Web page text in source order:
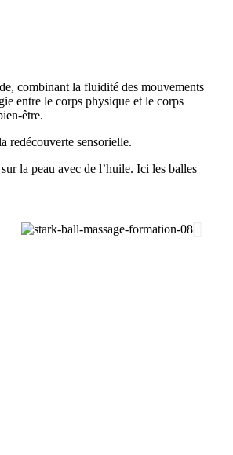
combinant la fluidité des mouvements
entre le corps physique et le corps
être.
redécouverte sensorielle.
la peau avec de l’huile. Ici les balles